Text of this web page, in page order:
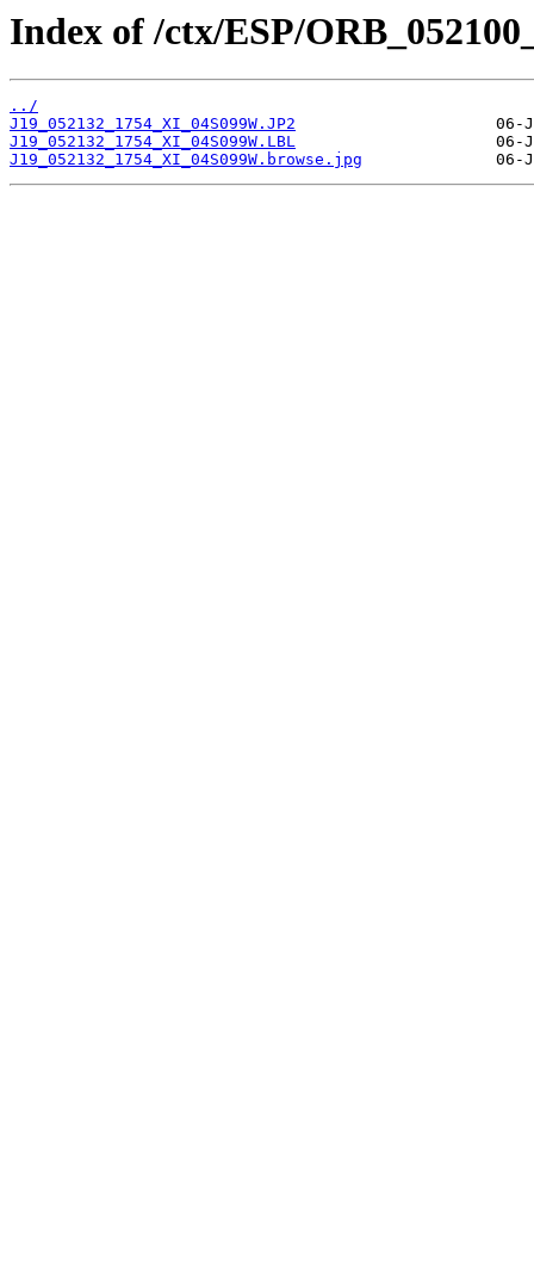
Index of /ctx/ESP/
../
J19_052132_1754_XI_04S099W.JP2
J19_052132_1754_XI_04S099W.LBL
J19_052132_1754_XI_04S099W.browse.jpg